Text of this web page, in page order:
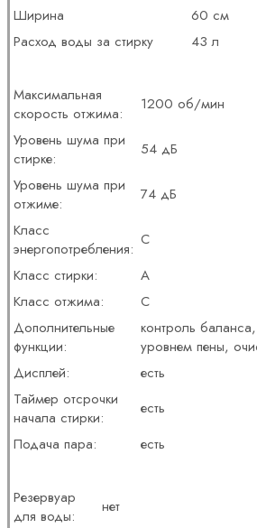
Ширина
60 см
Расход воды за стирку
43 л
Максимальная
скорость отжима:
1200 об/мин
Уровень шума при
стирке:
54 дБ
Уровень шума при
отжиме:
74 дБ
Класс
энергопотребления: C
Класс стирки:
A
Класс отжима:
C
Дополнительные
функции:
контроль
уровнем пены,
Дисплей:
есть
Таймер отсрочки
начала стирки:
есть
Подача пара:
есть
Резервуар
для воды:
нет